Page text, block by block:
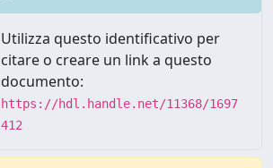
Utilizza questo identificativo per
citare o creare un link a questo
documento:
https://hdl.handle.net/11368/1697
412